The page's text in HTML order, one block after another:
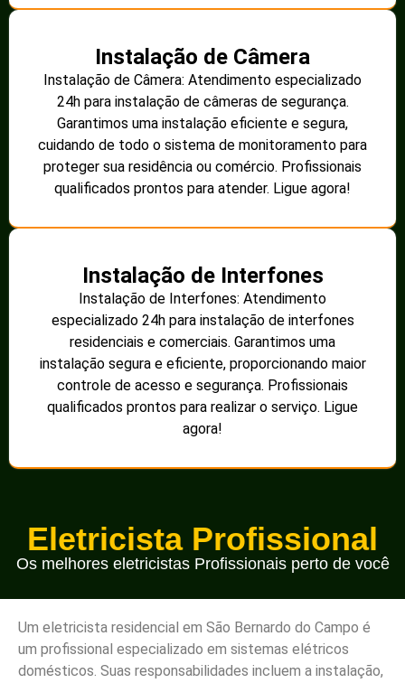
Instalação de Câmera
Instalação de Câmera: Atendimento especializado
24h para instalação de câmeras de segurança.
Garantimos uma instalação eficiente e segura,
cuidando de todo o sistema de monitoramento para
proteger sua residência ou comércio. Profissionais
qualificados prontos para atender. Ligue agora!
Instalação de Interfones
Instalação de Interfones: Atendimento
especializado 24h para instalação de interfones
residenciais e comerciais. Garantimos uma
instalação segura e eficiente, proporcionando maior
controle de acesso e segurança. Profissionais
qualificados prontos para realizar o serviço. Ligue
agora!
Eletricista Profissional
Os melhores eletricistas Profissionais perto de você
Um eletricista residencial em São Bernardo do Campo é
um profissional especializado em sistemas elétricos
domésticos. Suas responsabilidades incluem a instalação,